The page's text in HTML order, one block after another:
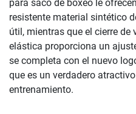
para saco de boxeo le
resistente material sintético
útil, mientras que el cierre de
elástica proporciona un
se completa con el nuevo
que es un verdadero
entrenamiento.